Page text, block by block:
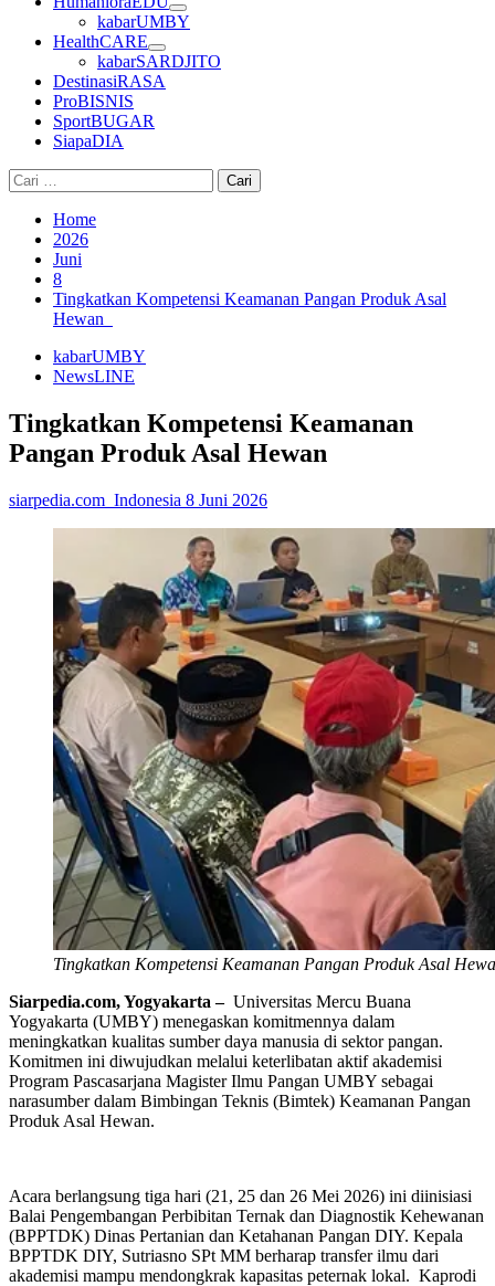
kabarUMBY
HealthCARE
kabarSARDJITO
DestinasiRASA
ProBISNIS
SportBUGAR
SiapaDIA
Cari
untuk:
Home
2026
Juni
8
Tingkatkan Kompetensi Keamanan Pangan Produk Asal
Hewan
kabarUMBY
NewsLINE
Tingkatkan Kompetensi Keamanan
Pangan Produk Asal Hewan
siarpedia.com_Indonesia 8 Juni 2026
Tingkatkan Kompetensi Keamanan Pangan Produk Asal
Siarpedia.com, Yogyakarta –Universitas Mercu Buana
Yogyakarta (UMBY) menegaskan komitmennya dalam
meningkatkan kualitas sumber daya manusia di sektor pangan.
Komitmen ini diwujudkan melalui keterlibatan aktif akademisi
Program Pascasarjana Magister Ilmu Pangan UMBY sebagai
narasumber dalam Bimbingan Teknis (Bimtek) Keamanan Pangan
Produk Asal Hewan.
Acara berlangsung tiga hari (21, 25 dan 26 Mei 2026) ini diinisiasi
Balai Pengembangan Perbibitan Ternak dan Diagnostik Kehewanan
(BPPTDK) Dinas Pertanian dan Ketahanan Pangan DIY. Kepala
BPPTDK DIY, Sutriasno SPt MM berharap transfer ilmu dari
akademisi mampu mendongkrak kapasitas peternak lokal. Kaprodi